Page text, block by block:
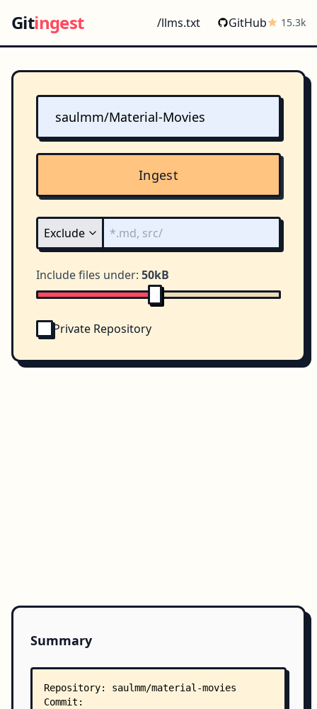
Gitingest /llms.txt GitHub 15.3k
Ingest
Include files under: 50kB
Private Repository
Summary